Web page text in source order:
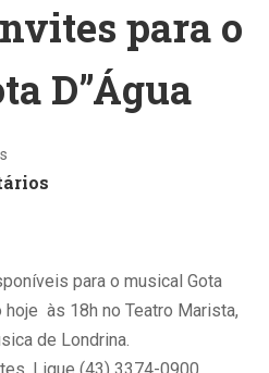
para o
D”Água
para o musical Gota
hoje às 18h no Teatro Marista,
de Londrina.